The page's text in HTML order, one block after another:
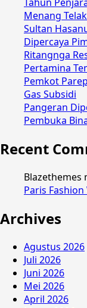
Menang
Sultan
Dipercaya
Ritangnga
Pertamina
Pemkot
Gas Subsidi
Pangeran
Pembuka
Recent
Blazethemes
Paris
Archives
Agustus 2026
Juli 2026
Juni 2026
Mei 2026
April 2026